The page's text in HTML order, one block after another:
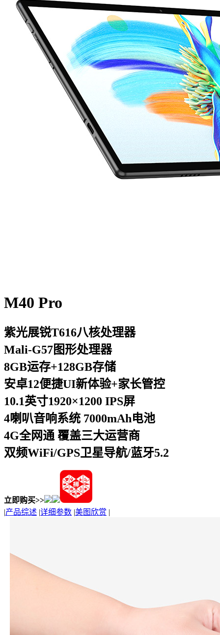
M40 Pro
紫光展锐T616八核处理器
Mali-G57图形处理器
8GB运存+128GB存储
安卓12便捷UI新体验+家长管控
10.1英寸1920×1200 IPS屏
4喇叭音响系统 7000mAh电池
4G全网通 覆盖三大运营商
双频WiFi/GPS卫星导航/蓝牙5.2
立即购买>>
|产品综述 |详细参数 |美图欣赏 |